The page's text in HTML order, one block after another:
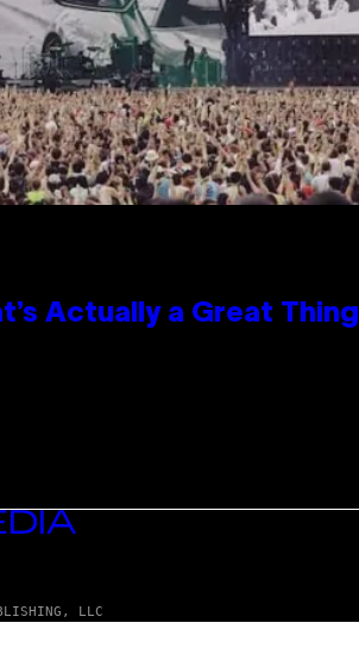
Actually a Great Thing
LLC